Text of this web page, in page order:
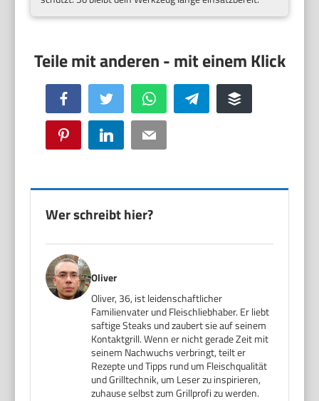
Facebook Twitter WhatsApp Telegram Buffer
Pinterest LinkedIn Email
Wer schreibt hier?
Oliver
Oliver, 36, ist leidenschaftlicher
Familienvater und Fleischliebhaber. Er liebt
saftige Steaks und zaubert sie auf seinem
Kontaktgrill. Wenn er nicht gerade Zeit mit
seinem Nachwuchs verbringt, teilt er
Rezepte und Tipps rund um Fleischqualität
und Grilltechnik, um Leser zu inspirieren,
zuhause selbst zum Grillprofi zu werden.